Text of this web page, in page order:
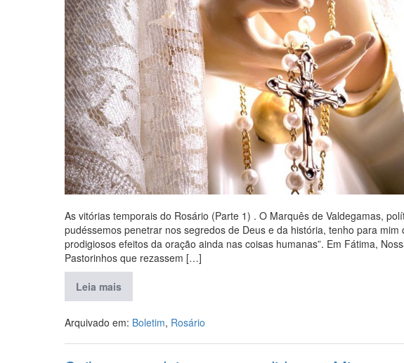
As vitórias temporais do Rosário (Parte 1) . O Marquês de Valdegamas,
pudéssemos penetrar nos segredos de Deus e da história, tenho para
prodigiosos efeitos da oração ainda nas coisas humanas”. Em Fátima,
Pastorinhos que rezassem […]
Leia mais
Arquivado em: Boletim, Rosário